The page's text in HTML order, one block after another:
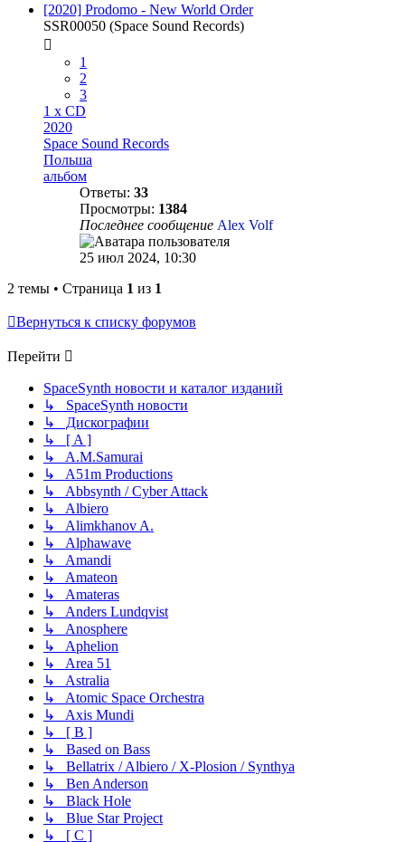
[2020] Prodomo - New World Order
SSR00050 (Space Sound Records)
1
2
3
1 x CD
2020
Space Sound Records
Польша
альбом
Ответы: 33
Просмотры: 1384
Последнее сообщение Alex Volf
25 июл 2024, 10:30
2 темы • Страница 1 из 1
Вернуться к списку форумов
Перейти
SpaceSynth новости и каталог изданий
↳ SpaceSynth новости
↳ Дискографии
↳ [ A ]
↳ A.M.Samurai
↳ A51m Productions
↳ Abbsynth / Cyber Attack
↳ Albiero
↳ Alimkhanov A.
↳ Alphawave
↳ Amandi
↳ Amateon
↳ Amateras
↳ Anders Lundqvist
↳ Anosphere
↳ Aphelion
↳ Area 51
↳ Astralia
↳ Atomic Space Orchestra
↳ Axis Mundi
↳ [ B ]
↳ Based on Bass
↳ Bellatrix / Albiero / X-Plosion / Synthya
↳ Ben Anderson
↳ Black Hole
↳ Blue Star Project
↳ [ C ]